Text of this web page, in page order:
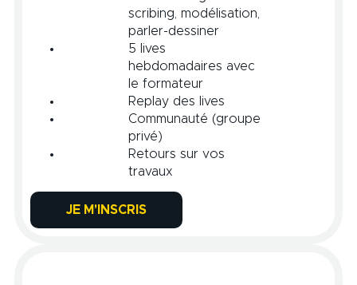
scribing, modélisation,
parler-dessiner
5 lives
hebdomadaires avec
le formateur
Replay des lives
Communauté (groupe
privé)
Retours sur vos
travaux
JE M'INSCRIS